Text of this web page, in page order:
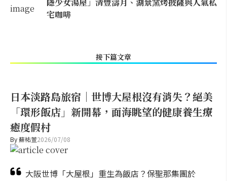
宅咖啡
接下篇文章
日本淡路島旅宿｜世博大屋根沒有消失？絕美
「環形飯店」新開幕，面海眺望的健康養生療
癒度假村
By蘇祐萱2026/07/08
大阪世博「大屋根」重生為飯店？保聖那集團於